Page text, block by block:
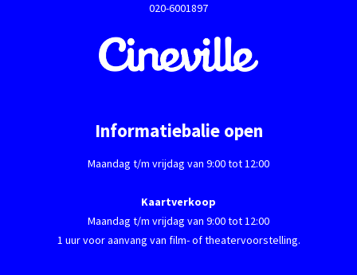
020-6001897
Informatiebalie open
Maandag t/m vrijdag van 9:00 tot 12:00
Kaartverkoop
Maandag t/m vrijdag van 9:00 tot 12:00
1 uur voor aanvang van film- of theatervoorstelling.